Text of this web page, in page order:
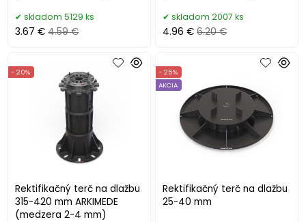
skladom 5129 ks
3.67 € 4.59 €
skladom 2007 ks
4.96 € 6.20 €
Rektifikačný terč na dlažbu
315-420 mm ARKIMEDE
(medzera 2-4 mm)
- 20%
Rektifikačný terč na dlažbu
25-40 mm
- 25%
AKCIA